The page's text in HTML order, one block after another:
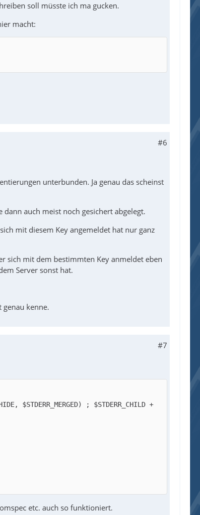
soll müsste ich ma gucken.
macht:
#6
unterbunden. Ja genau das scheinst
auch meist noch gesichert abgelegt.
mit diesem Key angemeldet hat nur ganz
sich mit dem bestimmten Key anmeldet eben
Server sonst hat.
kenne.
#7
$STDERR_MERGED) ; $STDERR_CHILD +
etc. auch so funktioniert.